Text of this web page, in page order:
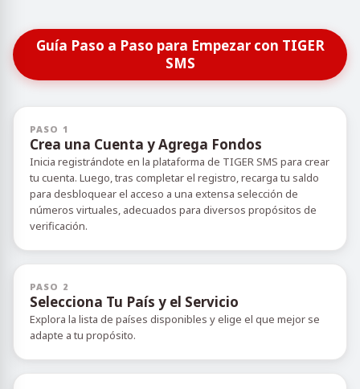
Guía Paso a Paso para Empezar con TIGER
SMS
PASO 1
Crea una Cuenta y Agrega Fondos
Inicia registrándote en la plataforma de TIGER SMS para crear
tu cuenta. Luego, tras completar el registro, recarga tu saldo
para desbloquear el acceso a una extensa selección de
números virtuales, adecuados para diversos propósitos de
verificación.
PASO 2
Selecciona Tu País y el Servicio
Explora la lista de países disponibles y elige el que mejor se
adapte a tu propósito.